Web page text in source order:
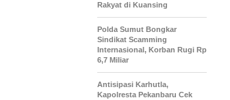
Rakyat di Kuansing
Polda Sumut Bongkar
Sindikat Scamming
Internasional, Korban Rugi Rp
6,7 Miliar
Antisipasi Karhutla,
Kapolresta Pekanbaru Cek